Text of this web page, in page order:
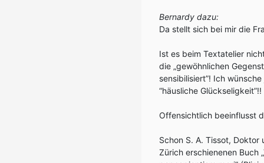
Bernardy dazu:
Da stellt sich bei mir die
Ist es beim Textatelier
die „gewöhnlichen
sensibilisiert”! Ich
“häusliche Glückseligkeit”!!
Offensichtlich beeinflusst
Schon S. A. Tissot,
Zürich erschienenen Buch